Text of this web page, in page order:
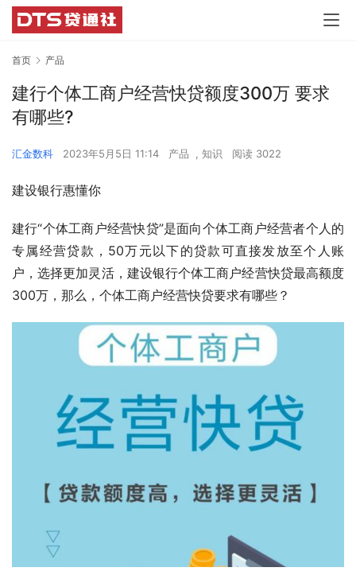
首页 产品
建行个体工商户经营快贷额度300万 要求
有哪些?
汇金数科 2023年5月5日 11:14 产品 , 知识 阅读 3022
建设银行惠懂你
建行“个体工商户经营快贷”是面向个体工商户经营者个人的
专属经营贷款，50万元以下的贷款可直接发放至个人账
户，选择更加灵活，建设银行个体工商户经营快贷最高额度
300万，那么，个体工商户经营快贷要求有哪些？